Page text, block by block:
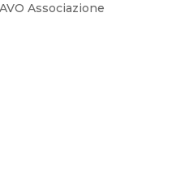
Associazione